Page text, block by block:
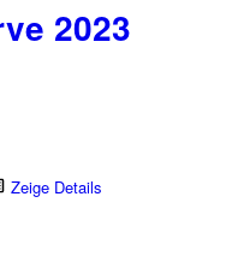
2023
Zeige Details